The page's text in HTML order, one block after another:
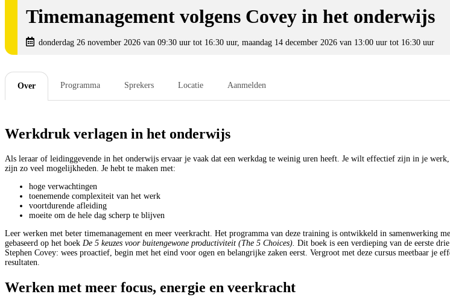
Timemanagement volgens Covey in het onderwijs
donderdag 26 november 2026 van 09:30 uur tot 16:30 uur, maandag 14 december 2026 van 13:00 uur tot 16:30 uur
Over Programma Sprekers Locatie Aanmelden
Werkdruk verlagen in het onderwijs
Als leraar of leidinggevende in het onderwijs ervaar je vaak dat een werkdag te weinig uren heeft. Je wilt effectief zijn in je
zijn zo veel mogelijkheden. Je hebt te maken met:
hoge verwachtingen
toenemende complexiteit van het werk
voortdurende afleiding
moeite om de hele dag scherp te blijven
Leer werken met beter timemanagement en meer veerkracht. Het programma van deze training is ontwikkeld in samenwerking
gebaseerd op het boek De 5 keuzes voor buitengewone productiviteit (The 5 Choices). Dit boek is een verdieping van de eerste
Stephen Covey: wees proactief, begin met het eind voor ogen en belangrijke zaken eerst. Vergroot met deze cursus meetbaar je
resultaten.
Werken met meer focus, energie en veerkracht